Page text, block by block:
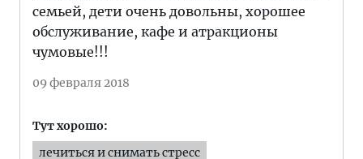
семьей, дети очень довольны, хорошее
обслуживание, кафе и атракционы
чумовые!!!
09 февраля 2018
Тут хорошо:
лечиться и снимать стресс